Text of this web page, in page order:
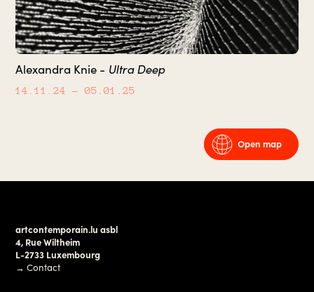
Alexandra Knie - Ultra Deep
14.11.24 – 05.01.25
Open map
artcontemporain.lu asbl
4, Rue Wiltheim
L-2733 Luxembourg
→Contact